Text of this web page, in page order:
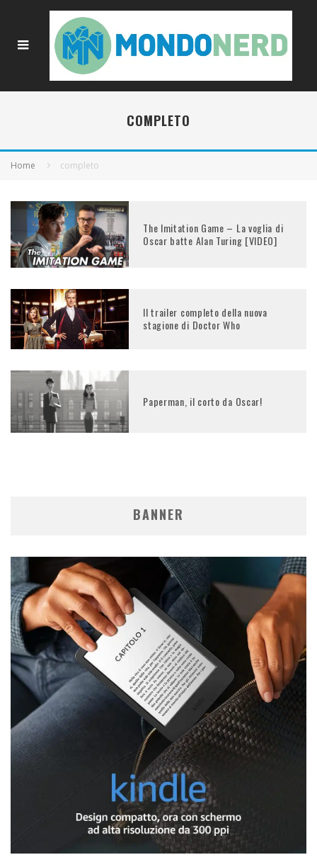
COMPLETO
Home completo
The Imitation Game – La voglia di
Oscar batte Alan Turing [VIDEO]
Il trailer completo della nuova
stagione di Doctor Who
Paperman, il corto da Oscar!
BANNER